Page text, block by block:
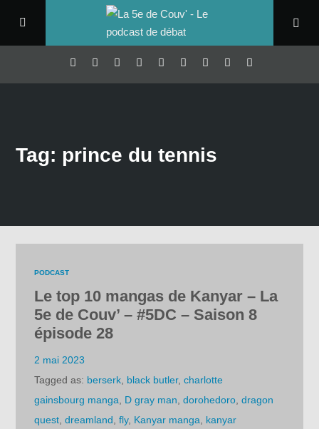
Tag: prince du tennis
PODCAST
Le top 10 mangas de Kanyar – La
5e de Couv’ – #5DC – Saison 8
épisode 28
2 mai 2023
Tagged as: berserk black butler,charlotte
gainsbourg manga
D gray man ,dorohedoro ,dragon
quest ,dreamland ,fly, Kanyar manga
kanyar